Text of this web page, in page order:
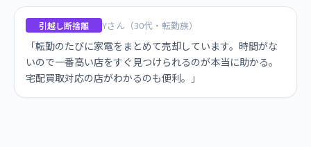
引越し断捨離 Yさん（30代・転勤族）
「転勤のたびに家電をまとめて売却しています。時間がな
いので一番高い店をすぐ見つけられるのが本当に助かる。
宅配買取対応の店がわかるのも便利。」